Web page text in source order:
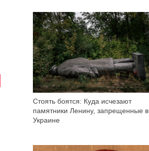
Стоять боятся: Куда исчезают
памятники Ленину, запрещенные в
Украине
6 522